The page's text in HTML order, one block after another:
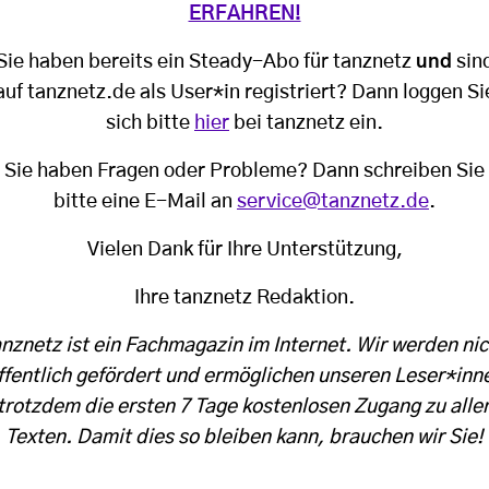
ERFAHREN!
haben bereits ein Steady-Abo für tanznetz und
tanznetz.de als User*in registriert? Dann loggen
sich bitte hier bei tanznetz ein.
Sie haben Fragen oder Probleme? Dann schreiben Sie
bitte eine E-Mail an service@tanznetz.de.
Vielen Dank für Ihre Unterstützung,
Ihre tanznetz Redaktion.
ist ein Fachmagazin im Internet. Wir werden
gefördert und ermöglichen unseren
die ersten 7 Tage kostenlosen Zugang zu
Texten. Damit dies so bleiben kann, brauchen wir Sie!